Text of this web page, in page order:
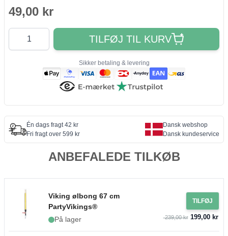
49,00 kr
Antal
TILFØJ TIL KURV
Sikker betaling & levering
Én dags fragt 42 kr
Fri fragt over 599 kr
Dansk webshop
Dansk kundeservice
ANBEFALEDE TILKØB
Viking ølbong 67 cm
PartyVikings®
På lager
TILFØJ
239,00 kr199,00 kr